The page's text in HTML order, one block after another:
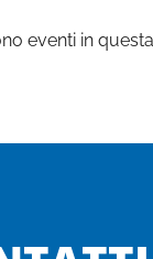
eventi in